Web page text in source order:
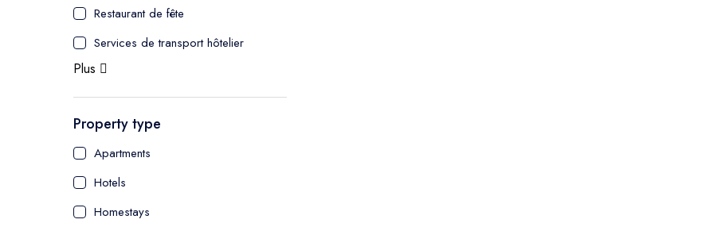
Restaurant de fête
Services de transport hôtelier
Plus
Property type
Apartments
Hotels
Homestays